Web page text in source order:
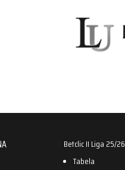
Betclic II Liga 25/26
Tabela